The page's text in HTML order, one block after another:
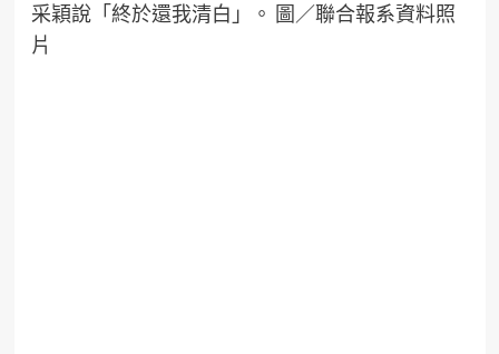
采穎說「終於還我清白」。 圖／聯合報系資料照
片